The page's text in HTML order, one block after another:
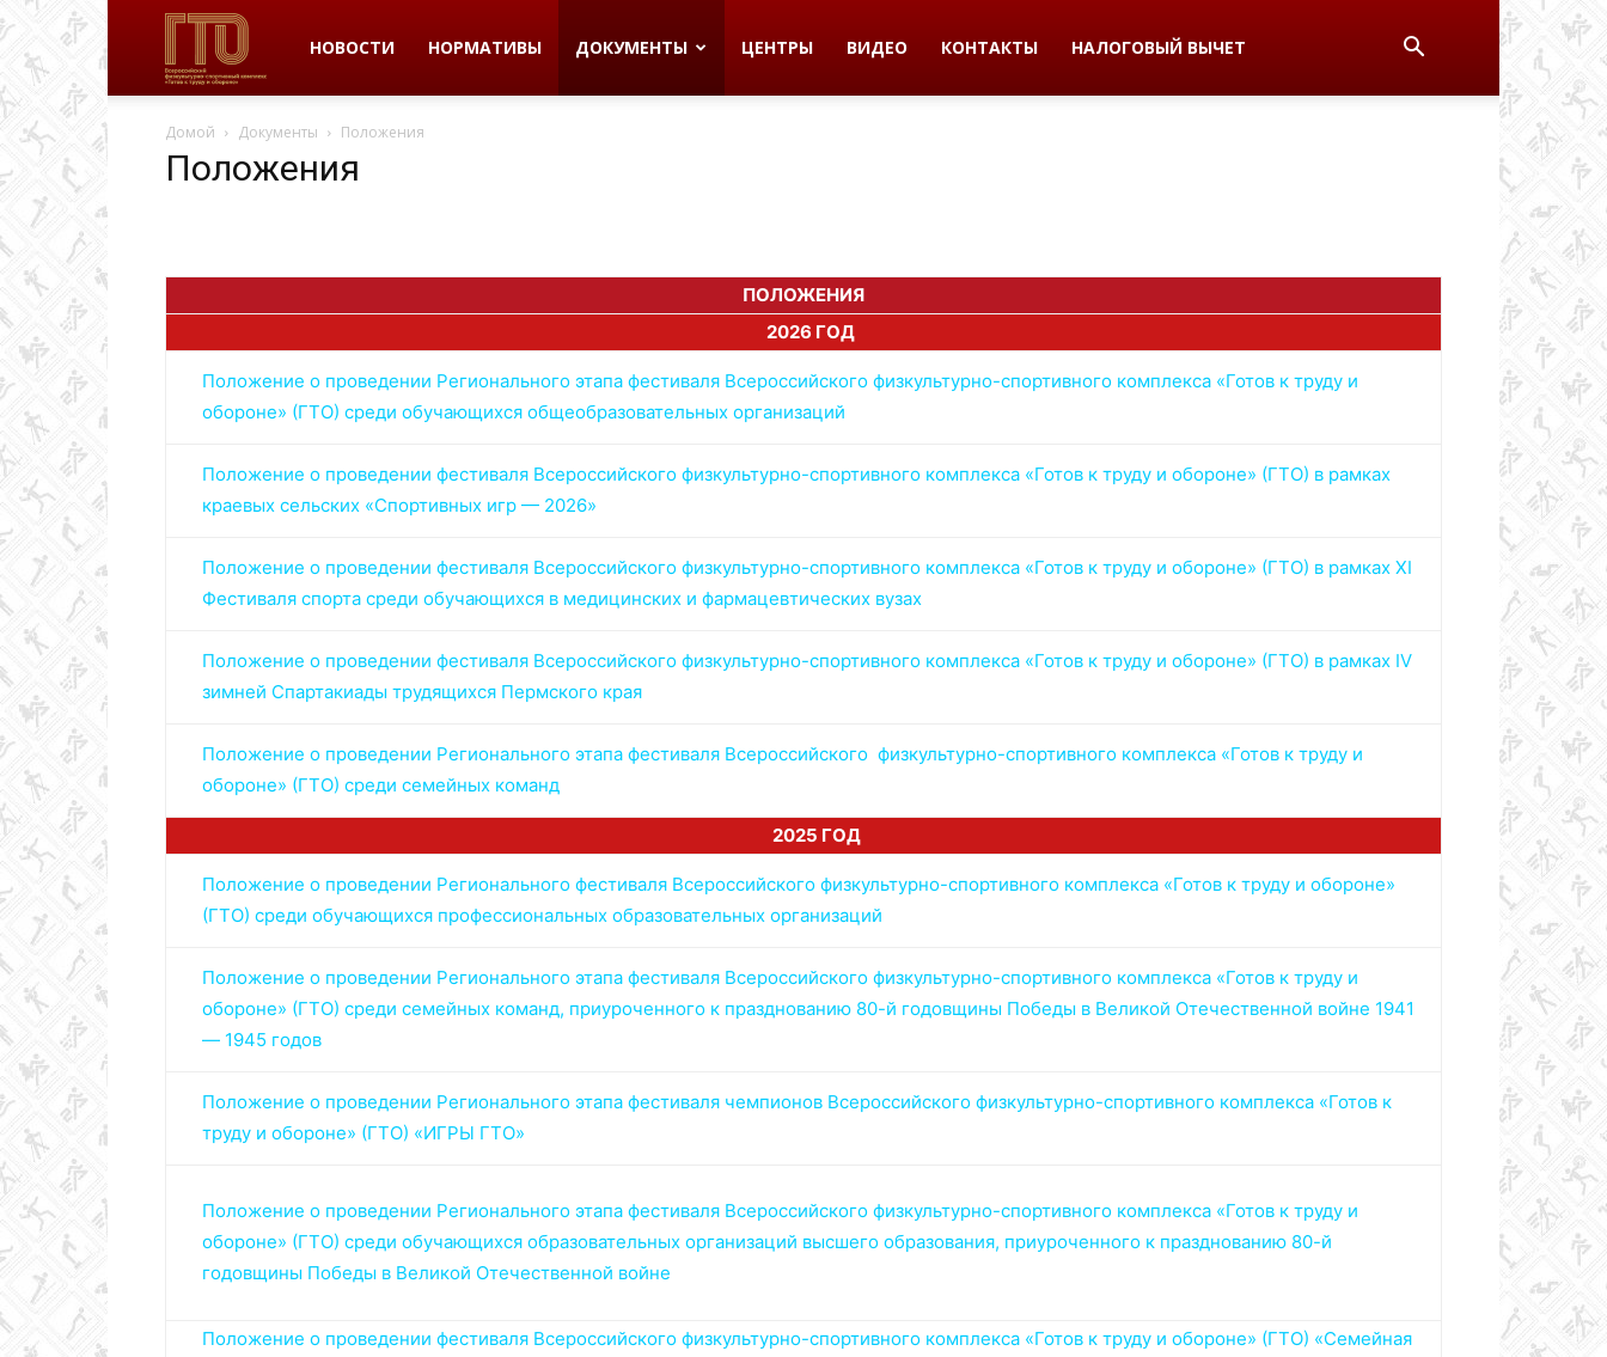
ВФСК
ГТО
крае
Пермского
края
НОВОСТИ НОРМАТИВЫ ДОКУМЕНТЫ ЦЕНТРЫ ВИДЕО КОНТАКТЫ НАЛОГОВЫЙ ВЫЧЕТ
Домой Документы Положения
Положения
ПОЛОЖЕНИЯ
2026 ГОД
Положение о проведении Регионального этапа фестиваля Всероссийского физкультурно-спортивного комплекса «Готов к труду и
обороне» (ГТО) среди обучающихся общеобразовательных организаций
Положение о проведении фестиваля Всероссийского физкультурно-спортивного комплекса «Готов к труду и обороне» (ГТО) в рамках
краевых сельских «Спортивных игр — 2026»
Положение о проведении фестиваля Всероссийского физкультурно-спортивного комплекса «Готов к труду и обороне» (ГТО) в рамках XI
Фестиваля спорта среди обучающихся в медицинских и фармацевтических вузах
Положение о проведении фестиваля Всероссийского физкультурно-спортивного комплекса «Готов к труду и обороне» (ГТО) в рамках IV
зимней Спартакиады трудящихся Пермского края
Положение о проведении Регионального этапа фестиваля Всероссийского физкультурно-спортивного комплекса «Готов к труду и
обороне» (ГТО) среди семейных команд
2025 ГОД
Положение о проведении Регионального фестиваля Всероссийского физкультурно-спортивного комплекса «Готов к труду и обороне»
(ГТО) среди обучающихся профессиональных образовательных организаций
Положение о проведении Регионального этапа фестиваля Всероссийского физкультурно-спортивного комплекса «Готов к труду и
обороне» (ГТО) среди семейных команд, приуроченного к празднованию 80-й годовщины Победы в Великой Отечественной войне 1941
— 1945 годов
Положение о проведении Регионального этапа фестиваля чемпионов Всероссийского физкультурно-спортивного комплекса «Готов к
труду и обороне» (ГТО) «ИГРЫ ГТО»
Положение о проведении Регионального этапа фестиваля Всероссийского физкультурно-спортивного комплекса «Готов к труду и
обороне» (ГТО) среди обучающихся образовательных организаций высшего образования, приуроченного к празднованию 80-й
годовщины Победы в Великой Отечественной войне
Положение о проведении фестиваля Всероссийского физкультурно-спортивного комплекса «Готов к труду и обороне» (ГТО) «Семейная